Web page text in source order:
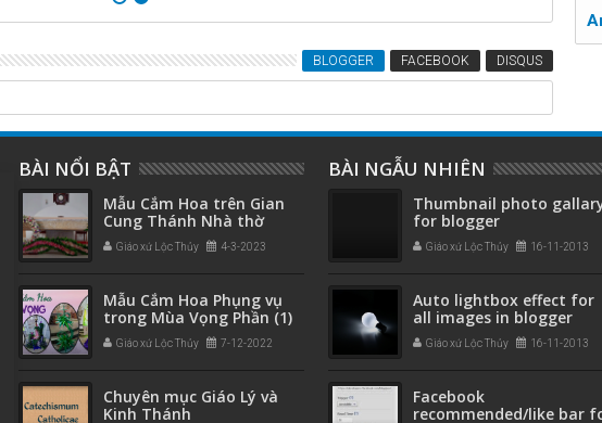
BLOGGER FACEBOOK DISQUS
BÀI NỔI BẬT
Mẫu Cắm Hoa trên Gian
Cung Thánh Nhà thờ
Giáo xứ Lộc Thủy 4-3-2023
Mẫu Cắm Hoa Phụng vụ
trong Mùa Vọng Phần (1)
Giáo xứ Lộc Thủy 7-12-2022
Chuyên mục Giáo Lý và
Kinh Thánh
BÀI NGẪU NHIÊN
Thumbnail photo
for blogger
Giáo xứ Lộc Thủy 16-11-2013
Auto lightbox effect for
all images in blogger
Giáo xứ Lộc Thủy 16-11-2013
Facebook
recommended/like bar